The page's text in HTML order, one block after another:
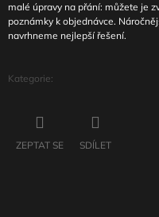
malé úpravy na přání: můžete je
poznámky k objednávce.
navrhneme nejlepší řešení.
Kategorie:
ZEPTAT SE SDÍLET